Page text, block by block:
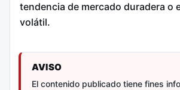
tendencia de mercado duradera o
volátil.
AVISO
El contenido publicado tiene fines